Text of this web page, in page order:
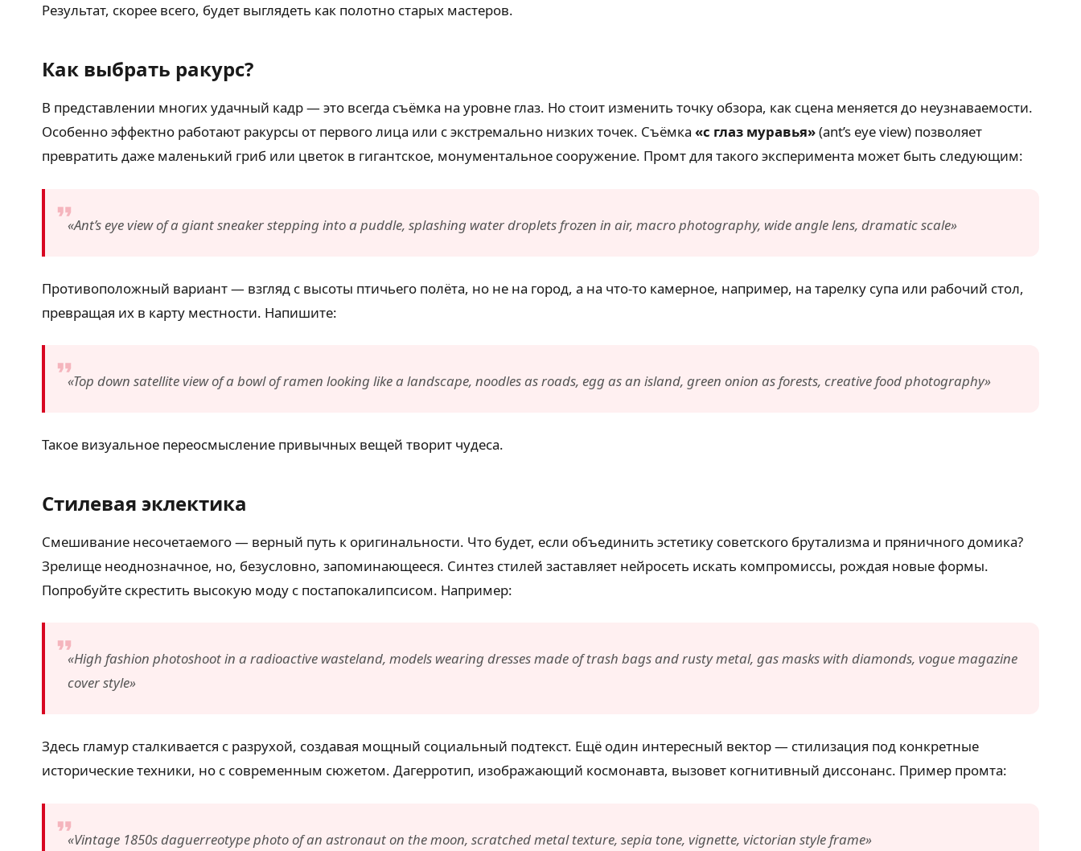
Результат, скорее всего, будет выглядеть как полотно старых мастеров.
Как выбрать ракурс?
В представлении многих удачный кадр — это всегда съёмка на уровне глаз. Но стоит изменить точку обзора, как сцена меняется до неузнаваемости.
Особенно эффектно работают ракурсы от первого лица или с экстремально низких точек. Съёмка «с глаз муравья»(ant’s eye view) позволяет
превратить даже маленький гриб или цветок в гигантское, монументальное сооружение. Промт для такого эксперимента может быть следующим:
«Ant’s eye view of a giant sneaker stepping into a puddle, splashing water droplets frozen in air, macro photography, wide angle lens, dramatic scale»
Противоположный вариант — взгляд с высоты птичьего полёта, но не на город, а на что-то камерное, например, на тарелку супа или рабочий стол,
превращая их в карту местности. Напишите:
«Top down satellite view of a bowl of ramen looking like a landscape, noodles as roads, egg as an island, green onion as forests, creative food photography»
Такое визуальное переосмысление привычных вещей творит чудеса.
Стилевая эклектика
Смешивание несочетаемого — верный путь к оригинальности. Что будет, если объединить эстетику советского брутализма и пряничного домика?
Зрелище неоднозначное, но, безусловно, запоминающееся. Синтез стилей заставляет нейросеть искать компромиссы, рождая новые формы.
Попробуйте скрестить высокую моду с постапокалипсисом. Например:
«High fashion photoshoot in a radioactive wasteland, models wearing dresses made of trash bags and rusty metal, gas masks with diamonds, vogue magazine
cover style»
Здесь гламур сталкивается с разрухой, создавая мощный социальный подтекст. Ещё один интересный вектор — стилизация под конкретные
исторические техники, но с современным сюжетом. Дагерротип, изображающий космонавта, вызовет когнитивный диссонанс. Пример промта:
«Vintage 1850s daguerreotype photo of an astronaut on the moon, scratched metal texture, sepia tone, vignette, victorian style frame»